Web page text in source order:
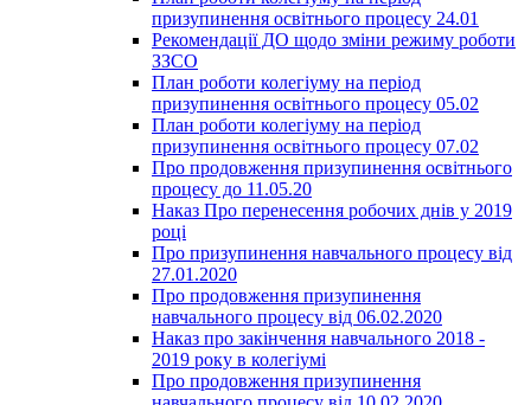
призупинення освітнього процесу 24.01
Рекомендації ДО щодо зміни режиму роботи
ЗЗСО
План роботи колегіуму на період
призупинення освітнього процесу 05.02
План роботи колегіуму на період
призупинення освітнього процесу 07.02
Про продовження призупинення освітнього
процесу до 11.05.20
Наказ Про перенесення робочих днів у 2019
році
Про призупинення навчального процесу від
27.01.2020
Про продовження призупинення
навчального процесу від 06.02.2020
Наказ про закінчення навчального 2018 -
2019 року в колегіумі
Про продовження призупинення